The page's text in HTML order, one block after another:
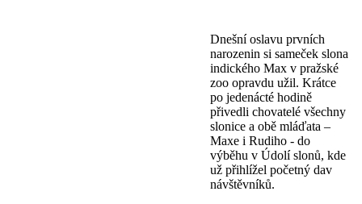
Dnešní oslavu prvních
narozenin si sameček slona
indického Max v pražské
zoo opravdu užil. Krátce
po jedenácté hodině
přivedli chovatelé všechny
slonice a obě mláďata –
Maxe i Rudiho - do
výběhu v Údolí slonů, kde
už přihlížel početný dav
návštěvníků.